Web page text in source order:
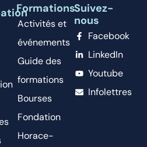
Formations
Activités et
événements
Guide des
formations
Bourses
Fondation
Horace-
Suivez-
nous
Facebook
LinkedIn
Youtube
Infolettres